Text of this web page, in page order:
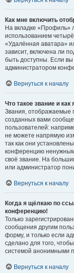
Как мне включить
На вкладке «Профиль»
использованием
«Удалённая аватара»
зависит, включена ли
быть доступны. Если
администратором
Вернуться к началу
Что такое звание и как
Звания, отображаемые
созданных вами
пользователей:
не можете напрямую
так как они
конференцию
своё звание. На
или администратор
Вернуться к началу
Когда я щёлкаю по
конференцию!
Только
сообщения другим
форму, и только если
сделано для того,
системой анонимными
Вернуться к началу